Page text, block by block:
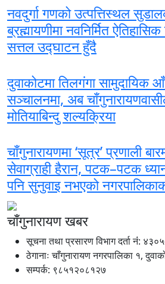
नवदुर्गा गणको उत्पत्तिस्थल
ब्रह्मायणीमा नवनिर्मित
सत्तल उद्घाटन हुँदै
दुवाकोटमा तिलगंगा सामुदायिक
सञ्चालनमा, अब
मोतियाबिन्दु शल्यक्रिया
चाँगुनारायणमा ‘सूत्र’ प्रणाली
सेवाग्राही हैरान, पटक–पटक
पनि सुनुवाइ नभएको
चाँगुनारायण खबर
सूचना तथा प्रसारण विभाग दर्ता नंं:
ठेगानाः चाँगुनारायण नगरपालिका १,
सम्पर्क: ९८५१२०८१२७